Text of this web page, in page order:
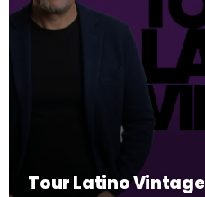
Tour Latino Vintage